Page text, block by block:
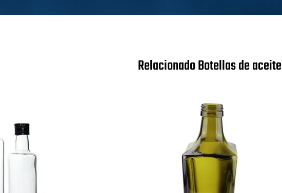
Relacionado Botellas de aceite